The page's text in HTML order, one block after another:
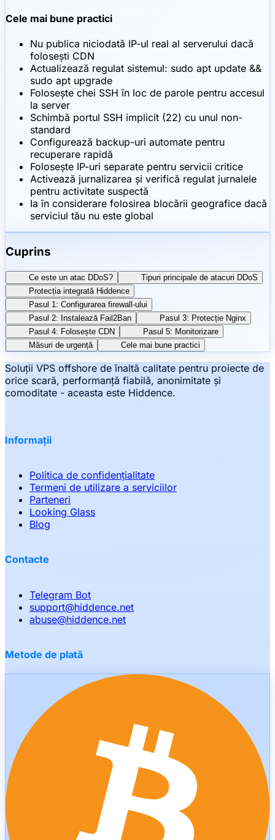
Cele mai bune practici
Nu publica niciodată IP-ul real al serverului dacă
folosești CDN
Actualizează regulat sistemul: sudo apt update &&
sudo apt upgrade
Folosește chei SSH în loc de parole pentru accesul
la server
Schimbă portul SSH implicit (22) cu unul non-
standard
Configurează backup-uri automate pentru
recuperare rapidă
Folosește IP-uri separate pentru servicii critice
Activează jurnalizarea și verifică regulat jurnalele
pentru activitate suspectă
Ia în considerare folosirea blocării geografice dacă
serviciul tău nu este global
Cuprins
Ce este un atac DDoS?
Tipuri principale de atacuri DDoS
Protecția integrată Hiddence
Pasul 1: Configurarea firewall-ului
Pasul 2: Instalează Fail2Ban
Pasul 3: Protecție Nginx
Pasul 4: Folosește CDN
Pasul 5: Monitorizare
Măsuri de urgență
Cele mai bune practici
Soluții VPS offshore de înaltă calitate pentru proiecte de
orice scară, performanță fiabilă, anonimitate și
comoditate - aceasta este Hiddence.
Informații
Politica de confidențialitate
Termeni de utilizare a serviciilor
Parteneri
Looking Glass
Blog
Contacte
Telegram Bot
support@hiddence.net
abuse@hiddence.net
Metode de plată